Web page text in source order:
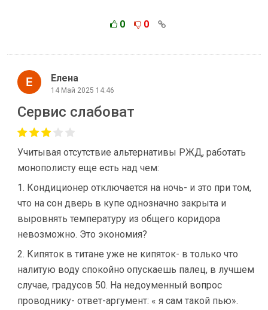
0 0
Елена
14 Май 2025 14:46
Сервис слабоват
Учитывая отсутствие альтернативы РЖД, работать
монополисту еще есть над чем:
1. Кондиционер отключается на ночь- и это при том,
что на сон дверь в купе однозначно закрыта и
выровнять температуру из общего коридора
невозможно. Это экономия?
2. Кипяток в титане уже не кипяток- в только что
налитую воду спокойно опускаешь палец, в лучшем
случае, градусов 50. На недоуменный вопрос
проводнику- ответ-аргумент: « я сам такой пью».